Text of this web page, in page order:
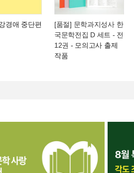
경애 중단편
[품절] 문학과지성사 한
국문학전집 D 세트 - 전
12권 - 모의고사 출제
작품